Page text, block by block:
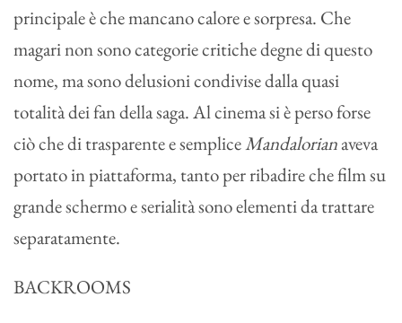
principale è che mancano calore e sorpresa. Che
magari non sono categorie critiche degne di questo
nome, ma sono delusioni condivise dalla quasi
totalità dei fan della saga. Al cinema si è perso forse
ciò che di trasparente e sempliceMandalorianaveva
portato in piattaforma, tanto per ribadire che film su
grande schermo e serialità sono elementi da trattare
separatamente.
BACKROOMS